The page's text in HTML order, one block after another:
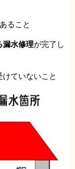
ること
漏水修理が完了し
けていないこと